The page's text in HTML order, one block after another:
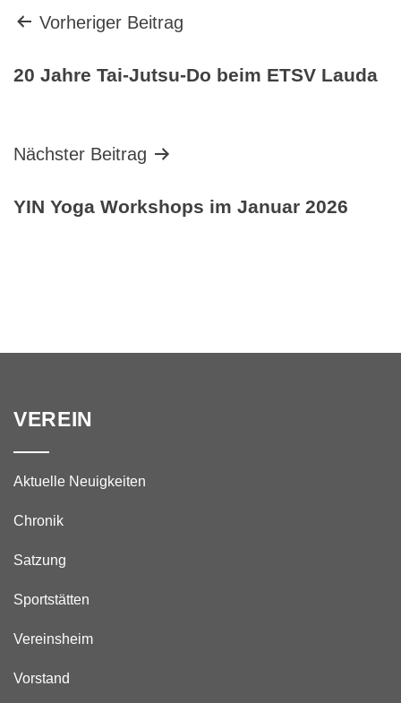
Beitragsnavigation
Vorheriger Beitrag
20 Jahre Tai-Jutsu-Do beim ETSV Lauda
Nächster Beitrag
YIN Yoga Workshops im Januar 2026
VEREIN
Aktuelle Neuigkeiten
Chronik
Satzung
Sportstätten
Vereinsheim
Vorstand